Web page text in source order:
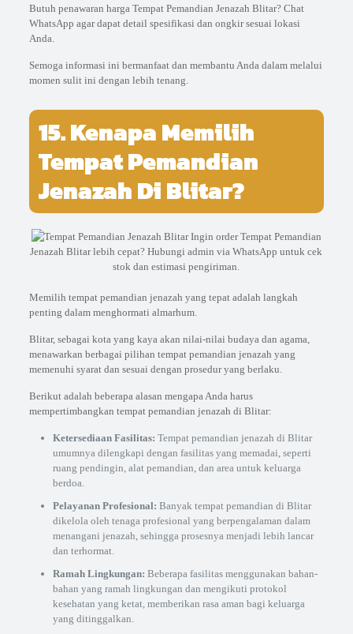
Butuh penawaran harga Tempat Pemandian Jenazah Blitar? Chat
WhatsApp agar dapat detail spesifikasi dan ongkir sesuai lokasi
Anda.
Semoga informasi ini bermanfaat dan membantu Anda dalam melalui
momen sulit ini dengan lebih tenang.
15. Kenapa Memilih
Tempat Pemandian
Jenazah Di Blitar?
Ingin order Tempat Pemandian
Jenazah Blitar lebih cepat? Hubungi admin via WhatsApp untuk cek
stok dan estimasi pengiriman.
Memilih tempat pemandian jenazah yang tepat adalah langkah
penting dalam menghormati almarhum.
Blitar, sebagai kota yang kaya akan nilai-nilai budaya dan agama,
menawarkan berbagai pilihan tempat pemandian jenazah yang
memenuhi syarat dan sesuai dengan prosedur yang berlaku.
Berikut adalah beberapa alasan mengapa Anda harus
mempertimbangkan tempat pemandian jenazah di Blitar:
Ketersediaan Fasilitas: Tempat pemandian jenazah di Blitar
umumnya dilengkapi dengan fasilitas yang memadai, seperti
ruang pendingin, alat pemandian, dan area untuk keluarga
berdoa.
Pelayanan Profesional: Banyak tempat pemandian di Blitar
dikelola oleh tenaga profesional yang berpengalaman dalam
menangani jenazah, sehingga prosesnya menjadi lebih lancar
dan terhormat.
Ramah Lingkungan: Beberapa fasilitas menggunakan bahan-
bahan yang ramah lingkungan dan mengikuti protokol
kesehatan yang ketat, memberikan rasa aman bagi keluarga
yang ditinggalkan.